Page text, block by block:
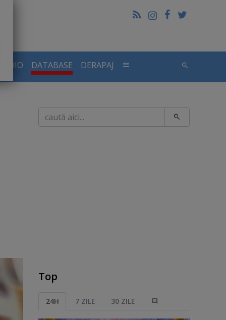
DATABASE DERAPAJ
Caută
Top
24H 7 ZILE 30 ZILE